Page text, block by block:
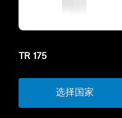
TR 175
选择国家